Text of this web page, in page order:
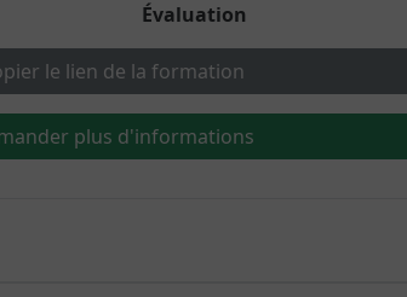
Évaluation
le lien de la formation
plus d'informations